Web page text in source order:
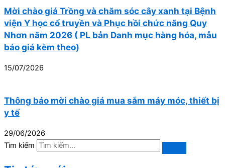
Mời chào giá Trồng và chăm sóc cây xanh tại Bệnh
viện Y học cổ truyền và Phục hồi chức năng Quy
Nhơn năm 2026 ( PL bản Danh mục hàng hóa, mẫu
báo giá kèm theo)
15/07/2026
Thông báo mời chào giá mua sắm máy móc, thiết bị
y tế
29/06/2026
Tìm kiếm